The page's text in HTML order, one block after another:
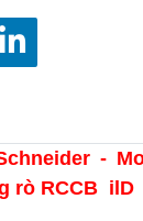
-
rò RCCB ilD